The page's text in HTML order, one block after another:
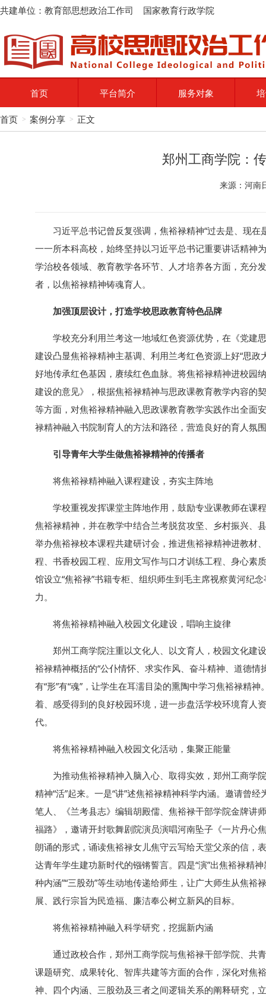
共建单位：教育部思想政治工作司 国家教育行政学院
首页 平台简介 服务对象
首页 > 案例分享 > 正文
郑州工商学院：
来源：河
习近平总书记曾反复强调，焦裕禄精神“过去是、现
一一所本科高校，始终坚持以习近平总书记重要讲话精神
学治校各领域、教育教学各环节、人才培养各方面，充分
者，以焦裕禄精神铸魂育人。
加强顶层设计，打造学校思政教育特色品牌
学校充分利用兰考这一地域红色资源优势，在《党建
建设凸显焦裕禄精神主基调、利用兰考红色资源上好“思
好地传承红色基因，赓续红色血脉。将焦裕禄精神进校园
建设的意见》，根据焦裕禄精神与思政课教育教学内容的
等方面，对焦裕禄精神融入思政课教育教学实践作出全面
禄精神融入书院制育人的方法和路径，营造良好的育人氛
引导青年大学生做焦裕禄精神的传播者
将焦裕禄精神融入课程建设，夯实主阵地
学校重视发挥课堂主阵地作用，鼓励专业课教师在课
焦裕禄精神，并在教学中结合兰考脱贫攻坚、乡村振兴、
举办焦裕禄校本课程共建研讨会，推进焦裕禄精神进教材
程、书香校园工程、应用文写作与口才训练工程、身心素
馆设立“焦裕禄”书籍专柜、组织师生到毛主席视察黄河纪
力。
将焦裕禄精神融入校园文化建设，唱响主旋律
郑州工商学院注重以文化人、以文育人，校园文化建
裕禄精神概括的“公仆情怀、求实作风、奋斗精神、道德
有“形”有“魂”，让学生在耳濡目染的熏陶中学习焦裕禄精
着、感受得到的良好校园环境，进一步盘活学校环境育人
代。
将焦裕禄精神融入校园文化活动，集聚正能量
为推动焦裕禄精神入脑入心、取得实效，郑州工商学
精神“活”起来。一是“讲”述焦裕禄精神科学内涵。邀请曾
笔人、《兰考县志》编辑胡殿儒、焦裕禄干部学院金牌讲
福路》，邀请开封歌舞剧院演员演唱河南坠子《一片丹心
朗诵的形式，诵读焦裕禄女儿焦守云写给天堂父亲的信，
达青年学生建功新时代的镪锵誓言。四是“演”出焦裕禄精
种内涵”“三股劲”等生动地传递给师生，让广大师生从焦
展、践行宗旨为民造福、廉洁奉公树立新风的目标。
将焦裕禄精神融入科学研究，挖掘新内涵
通过政校合作，郑州工商学院与焦裕禄干部学院、共
课题研究、成果转化、智库共建等方面的合作，深化对焦
神、四个内涵、三股劲及三者之间逻辑关系的阐释研究，